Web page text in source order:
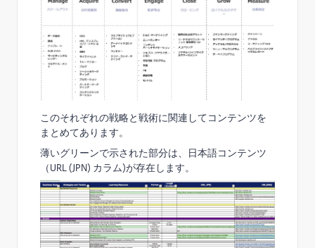
このそれぞれの戦略と戦術に関連してコンテンツを
まとめてあります。
薄いグリーンで示された部分は、日本語コンテンツ
（URL (JPN) カラム)が存在します。